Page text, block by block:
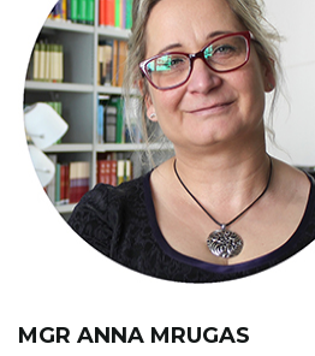
MGR ANNA MRUGAS